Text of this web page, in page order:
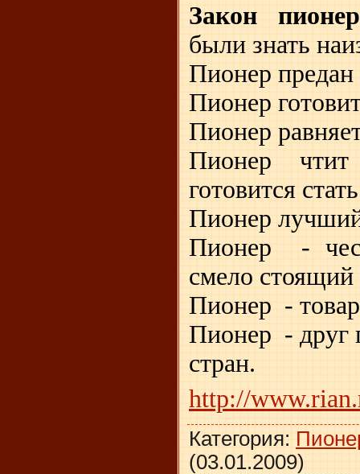
Закон
были знать
Пионер
Пионер
Пионер
Пионер
готовится
Пионер лучший
Пионер -
смело стоящий
Пионер -
Пионер - друг
стран.
http://
Категория:
(03.01.2009)